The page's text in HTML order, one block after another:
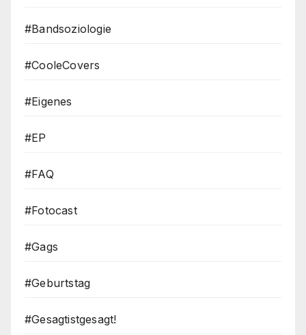
#Bandsoziologie
#CooleCovers
#Eigenes
#EP
#FAQ
#Fotocast
#Gags
#Geburtstag
#Gesagtistgesagt!